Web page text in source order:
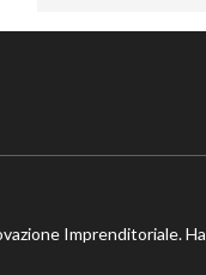
Imprenditoriale.